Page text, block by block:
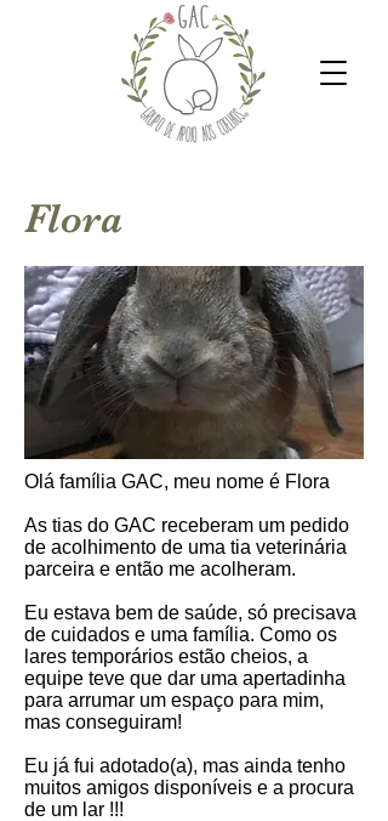
Flora
Olá família GAC, meu nome é Flora
As tias do GAC receberam um pedido‎
de‎ acolhimento‎ de‎ uma‎ tia veterinária
parceira e então me acolheram.
⁣Eu estava bem de saúde, só precisava
de cuidados e uma família. Como‎ os
lares‎ temporários‎ estão‎ cheios,‎ a
equipe teve que dar uma apertadinha
para arrumar um espaço para mim,
mas conseguiram!
Eu já fui adotado(a), mas ainda tenho
muitos amigos disponíveis e a procura
de um lar !!!